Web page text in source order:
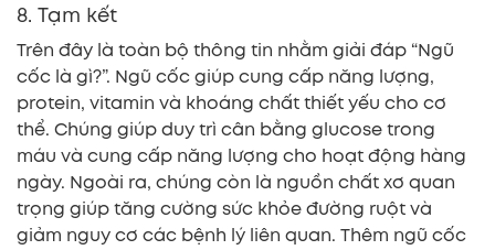
8. Tạm kết
Trên đây là toàn bộ thông tin nhằm giải đáp “Ngũ
cốc là gì?”. Ngũ cốc giúp cung cấp năng lượng,
protein, vitamin và khoáng chất thiết yếu cho cơ
thể. Chúng giúp duy trì cân bằng glucose trong
máu và cung cấp năng lượng cho hoạt động hàng
ngày. Ngoài ra, chúng còn là nguồn chất xơ quan
trọng giúp tăng cường sức khỏe đường ruột và
giảm nguy cơ các bệnh lý liên quan. Thêm ngũ cốc